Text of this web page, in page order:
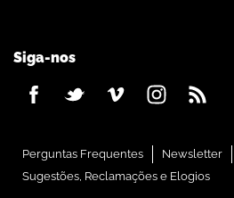
Siga-nos
Perguntas Frequentes
Newsletter
Sugestões, Reclamações e Elogios